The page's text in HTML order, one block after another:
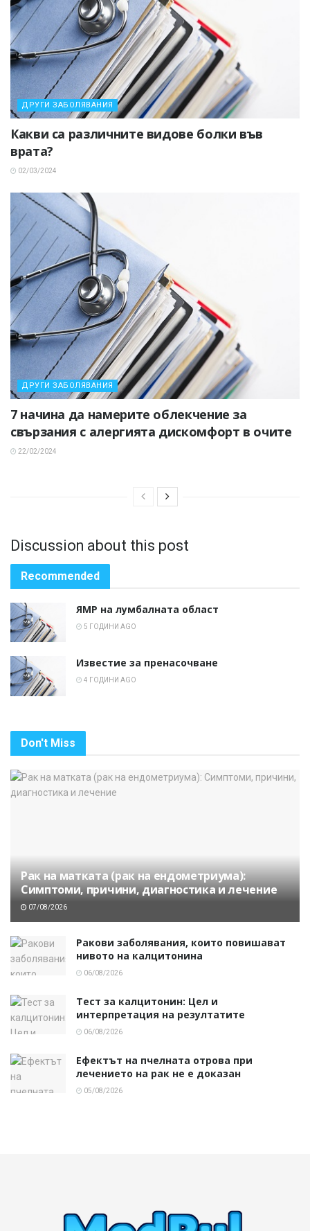
ДРУГИ ЗАБОЛЯВАНИЯ
Какви са различните видове болки във
врата?
02/03/2024
ДРУГИ ЗАБОЛЯВАНИЯ
7 начина да намерите облекчение за
свързания с алергията дискомфорт в очите
22/02/2024
Discussion about this post
Recommended
ЯМР на лумбалната област
5 ГОДИНИ AGO
Известие за пренасочване
4 ГОДИНИ AGO
Don't Miss
Рак на матката (рак на ендометриума):
Симптоми, причини, диагностика и лечение
07/08/2026
Ракови заболявания, които повишават
нивото на калцитонина
06/08/2026
Тест за калцитонин: Цел и
интерпретация на резултатите
06/08/2026
Ефектът на пчелната отрова при
лечението на рак не е доказан
05/08/2026